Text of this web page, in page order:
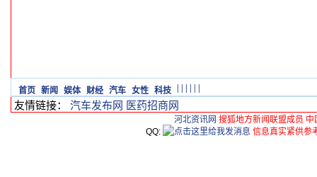
首页 新闻 娱体 财经 汽车 女性 科技
友情链接： 汽车发布网 医药招商网
河北资讯网 搜狐地方新闻联盟成员
QQ:
信息真实紧供参